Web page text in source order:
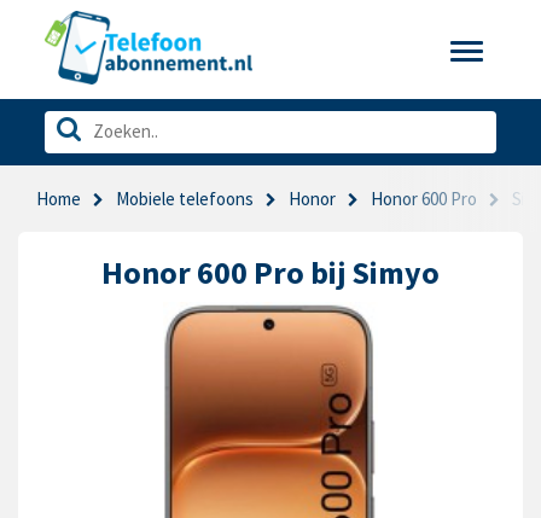
Toggle
Home Mobiele telefoons Honor Honor 600 Pro
Honor 600 Pro bij Simyo